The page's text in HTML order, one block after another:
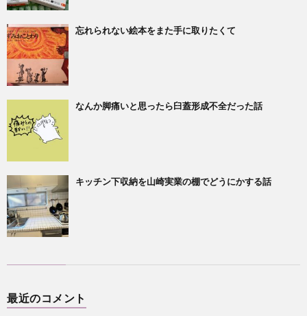
忘れられない絵本をまた手に取りたくて
なんか脚痛いと思ったら臼蓋形成不全だった話
キッチン下収納を山崎実業の棚でどうにかする話
最近のコメント